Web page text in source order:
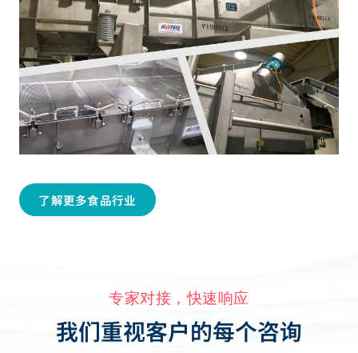
了解更多食品行业
专家对接，快速响应
我们重视客户的每个咨询